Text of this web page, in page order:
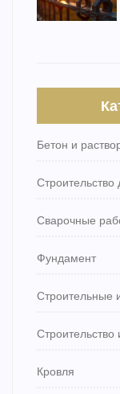
Бетон и
Сварочные
Фундамент
Строительные
Кровля